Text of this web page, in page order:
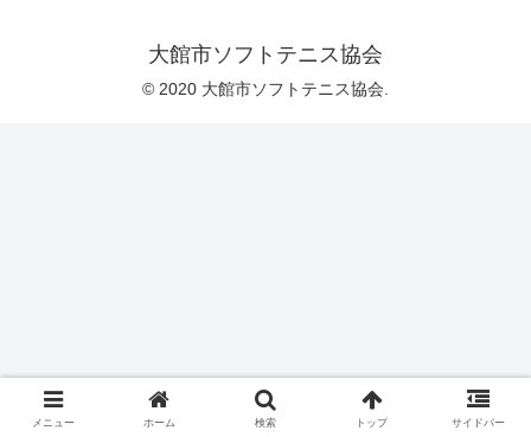
大館市ソフトテニス協会
© 2020 大館市ソフトテニス協会.
メニュー ホーム 検索 トップ サイドバー